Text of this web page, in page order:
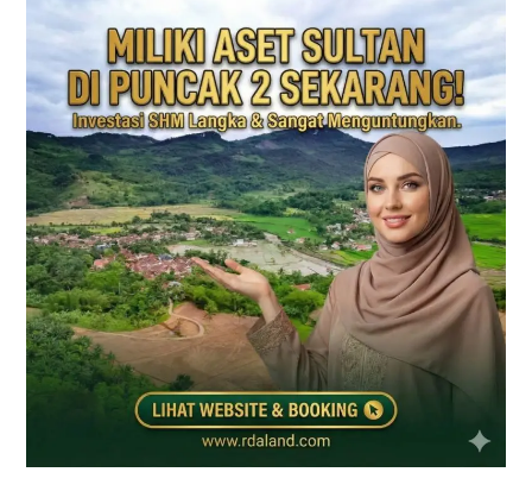
Tanah
Kavling
Puncak
SHM
–
Prime
East
Bogor
(View
Gunung
&
Sawah)